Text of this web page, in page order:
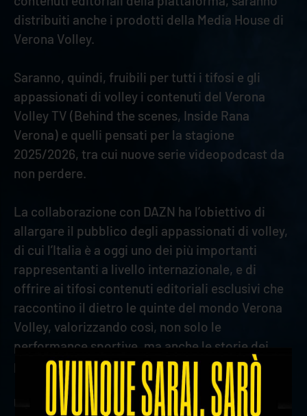
distribuiti anche i prodotti della Media House di
Verona Volley.
Saranno, quindi, fruibili per tutti i tifosi e gli
appassionati di volley i contenuti del Verona
Volley TV (Behind the scenes, Inside Rana
Verona) e quelli pensati per la stagione
2025/2026, tra cui nuove serie videopodcast da
non perdere.
La collaborazione con DAZN ha l’obiettivo di
allargare il pubblico degli appassionati di volley,
di cui l’Italia è a oggi uno dei più importanti
rappresentanti a livello internazionale, e di
offrire ai tifosi contenuti editoriali esclusivi che
raccontino il dietro le quinte del mondo Verona
Volley, valorizzando così, non solo le
performance sportive, ma anche le storie dei
protagonisti.
Una collaborazione che ha la volontà di crescere